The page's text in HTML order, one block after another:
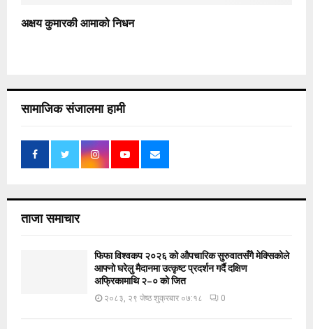
अक्षय कुमारकी आमाको निधन
सामाजिक संजालमा हामी
ताजा समाचार
फिफा विश्वकप २०२६ को औपचारिक सुरुवातसँगै मेक्सिकोले
आफ्नो घरेलु मैदानमा उत्कृष्ट प्रदर्शन गर्दै दक्षिण
अफ्रिकामाथि २–० को जित
२०८३, २९ जेष्ठ शुक्रबार ०७:१८ 0